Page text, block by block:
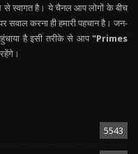
से स्वागत है। ये चैनल आप लोगों के बीच
सवाल करना ही हमारी पहचान है। जन-
है इसी तरीके से आप "Primes
5543